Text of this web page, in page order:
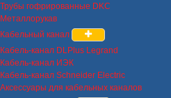
Трубы гофрированные DKC
Металлорукав
Кабельный канал
Кабель-канал DLPlus Legrand
Кабель-канал ИЭК
Кабель-канал Schneider Electric
Аксессуары для кабельных каналов